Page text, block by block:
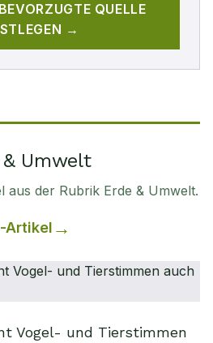
QUELLE
→
Umwelt
aus der Rubrik Erde & Umwelt.
-Artikel
Vogel- und Tierstimmen